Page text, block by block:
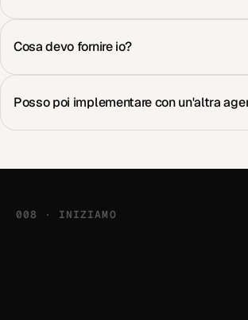
Cosa devo fornire io?
Posso poi implementare con un'altra
008 · INIZIAMO